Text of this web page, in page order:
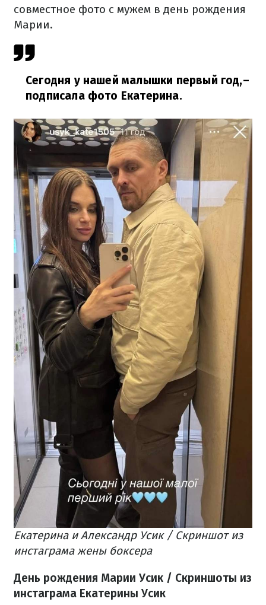
совместное фото с мужем в день рождения
Марии.
Сегодня у нашей малышки первый год,–
подписала фото Екатерина.
Екатерина и Александр Усик / Скриншот из
инстаграма жены боксера
День рождения Марии Усик / Скриншоты из
инстаграма Екатерины Усик